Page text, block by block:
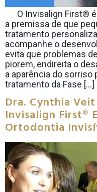
O Invisalign First® é
a premissa de que
tratamento
acompanhe o
evita que problemas
piorem, endireita o
a aparência do
tratamento da Fase […]
Dra. Cynthia
Invisalign First®
Ortodontia